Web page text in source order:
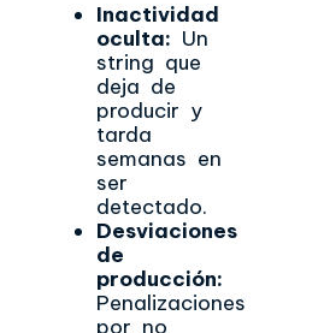
Inactividad
oculta: Un
string que
deja de
producir y
tarda
semanas en
ser
detectado.
Desviaciones
de
producción:
Penalizaciones
por no